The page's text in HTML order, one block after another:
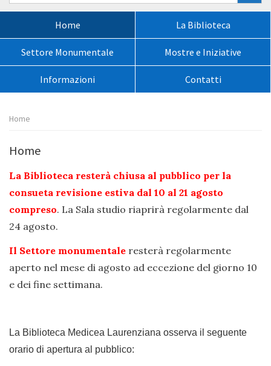
Home La Biblioteca
Settore Monumentale Mostre e Iniziative
Informazioni Contatti
Percorso
Home
Home
La Biblioteca resterà chiusa al pubblico per la
consueta revisione estiva dal 10 al 21 agosto
compreso. La Sala studio riaprirà regolarmente dal
24 agosto.
Il Settore monumentale resterà regolarmente
aperto nel mese di agosto ad eccezione del giorno 10
e dei fine settimana.
La Biblioteca Medicea Laurenziana osserva il seguente
orario di apertura al pubblico: